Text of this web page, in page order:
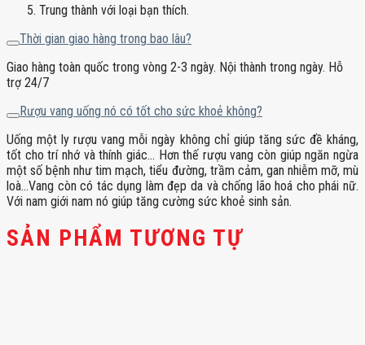
Trung thành với loại bạn thích.
Thời gian giao hàng trong bao lâu?
Giao hàng toàn quốc trong vòng 2-3 ngày. Nội thành trong ngày. Hỗ
trợ 24/7
Rượu vang uống nó có tốt cho sức khoẻ không?
Uống một ly rượu vang mỗi ngày không chỉ giúp tăng sức đề kháng,
tốt cho trí nhớ và thính giác… Hơn thế rượu vang còn giúp ngăn ngừa
một số bệnh như tim mạch, tiểu đường, trầm cảm, gan nhiễm mỡ, mù
loà…Vang còn có tác dụng làm đẹp da và chống lão hoá cho phái nữ.
Với nam giới nam nó giúp tăng cường sức khoẻ sinh sản.
SẢN PHẨM TƯƠNG TỰ